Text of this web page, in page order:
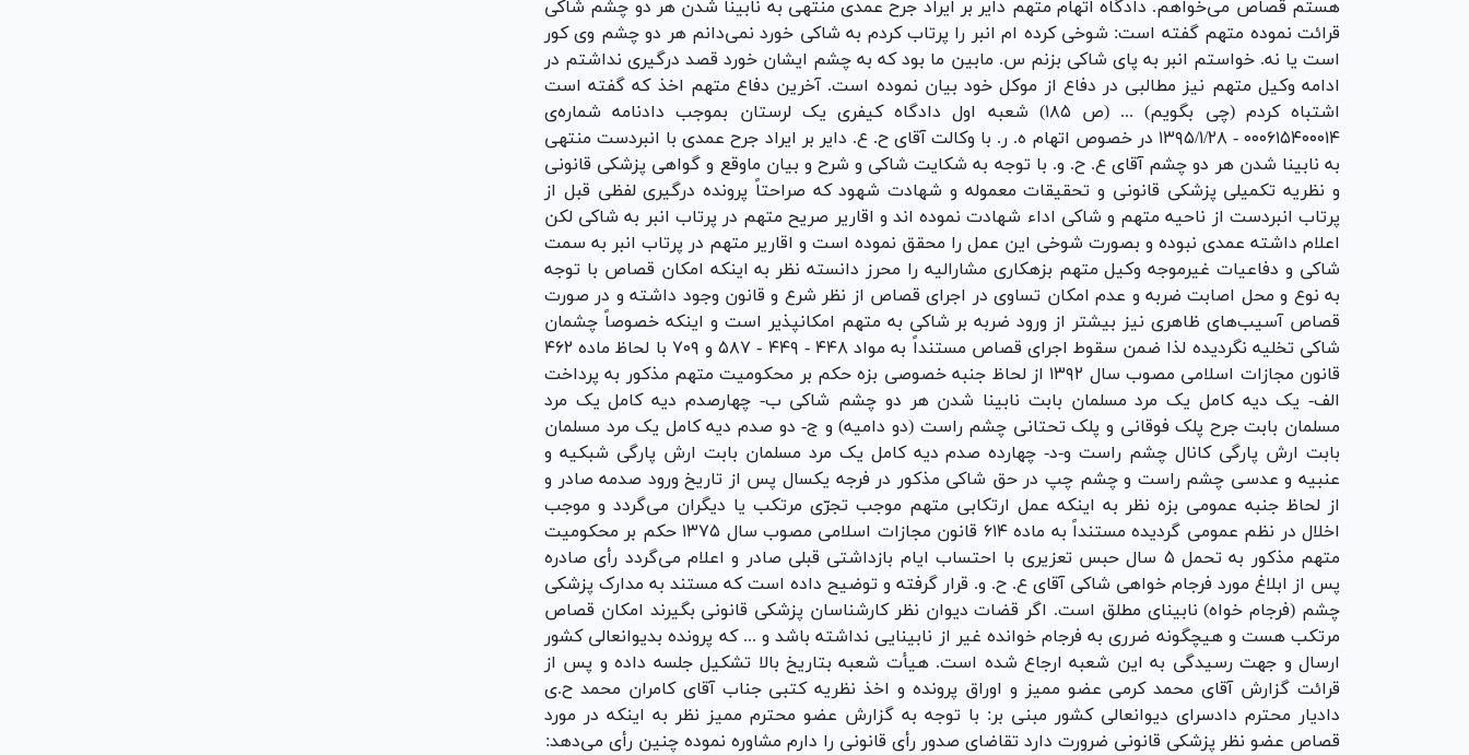
هستم قصاص می‌خواهم. دادگاه اتهام متهم دایر بر ایراد جرح عمدی منتهی به نابینا شدن هر دو چشم شاکی
قرائت نموده متهم گفته است: شوخی کرده ام انبر را پرتاب کردم به شاکی خورد نمی‌دانم هر دو چشم وی کور
است یا نه. خواستم انبر به پای شاکی بزنم س. مابین ما بود که به چشم ایشان خورد قصد درگیری نداشتم در
ادامه وکیل متهم نیز مطالبی در دفاع از موکل خود بیان نموده است. آخرین دفاع متهم اخذ که گفته است
اشتباه کردم (چی بگویم) ... (ص ۱۸۵) شعبه اول دادگاه کیفری یک لرستان بموجب دادنامه شماره‌ی
۰۰۰۶۱۵۴۰۰۰۱۴ - ۱۳۹۵/۱/۲۸ در خصوص اتهام ه. ر. با وکالت آقای ح. ع. دایر بر ایراد جرح عمدی با انبردست منتهی
به نابینا شدن هر دو چشم آقای ع. ح. و. با توجه به شکایت شاکی و شرح و بیان ماوقع و گواهی پزشکی قانونی
و نظریه تکمیلی پزشکی قانونی و تحقیقات معموله و شهادت شهود که صراحتاً پرونده درگیری لفظی قبل از
پرتاب انبردست از ناحیه متهم و شاکی اداء شهادت نموده اند و اقاریر صریح متهم در پرتاب انبر به شاکی لکن
اعلام داشته عمدی نبوده و بصورت شوخی این عمل را محقق نموده است و اقاریر متهم در پرتاب انبر به سمت
شاکی و دفاعیات غیرموجه وکیل متهم بزهکاری مشارالیه را محرز دانسته نظر به اینکه امکان قصاص با توجه
به نوع و محل اصابت ضربه و عدم امکان تساوی در اجرای قصاص از نظر شرع و قانون وجود داشته و در صورت
قصاص آسیب‌های ظاهری نیز بیشتر از ورود ضربه بر شاکی به متهم امکانپذیر است و اینکه خصوصاً چشمان
شاکی تخلیه نگردیده لذا ضمن سقوط اجرای قصاص مستنداً به مواد ۴۴۸ - ۴۴۹ - ۵۸۷ و ۷۰۹ با لحاظ ماده ۴۶۲
قانون مجازات اسلامی مصوب سال ۱۳۹۲ از لحاظ جنبه خصوصی بزه حکم بر محکومیت متهم مذکور به پرداخت
الف- یک دیه کامل یک مرد مسلمان بابت نابینا شدن هر دو چشم شاکی ب- چهارصدم دیه کامل یک مرد
مسلمان بابت جرح پلک فوقانی و پلک تحتانی چشم راست (دو دامیه) و ج- دو صدم دیه کامل یک مرد مسلمان
بابت ارش پارگی کانال چشم راست و-د- چهارده صدم دیه کامل یک مرد مسلمان بابت ارش پارگی شبکیه و
عنبیه و عدسی چشم راست و چشم چپ در حق شاکی مذکور در فرجه یکسال پس از تاریخ ورود صدمه صادر و
از لحاظ جنبه عمومی بزه نظر به اینکه عمل ارتکابی متهم موجب تجرّی مرتکب یا دیگران می‌گردد و موجب
اخلال در نظم عمومی گردیده مستنداً به ماده ۶۱۴ قانون مجازات اسلامی مصوب سال ۱۳۷۵ حکم بر محکومیت
متهم مذکور به تحمل ۵ سال حبس تعزیری با احتساب ایام بازداشتی قبلی صادر و اعلام می‌گردد رأی صادره
پس از ابلاغ مورد فرجام خواهی شاکی آقای ع. ح. و. قرار گرفته و توضیح داده است که مستند به مدارک پزشکی
چشم (فرجام خواه) نابینای مطلق است. اگر قضات دیوان نظر کارشناسان پزشکی قانونی بگیرند امکان قصاص
مرتکب هست و هیچگونه ضرری به فرجام خوانده غیر از نابینایی نداشته باشد و ... که پرونده بدیوانعالی کشور
ارسال و جهت رسیدگی به این شعبه ارجاع شده است. هیأت شعبه بتاریخ بالا تشکیل جلسه داده و پس از
قرائت گزارش آقای محمد کرمی عضو ممیز و اوراق پرونده و اخذ نظریه کتبی جناب آقای کامران محمد ح.‌ی
دادیار محترم دادسرای دیوانعالی کشور مبنی بر: با توجه به گزارش عضو محترم ممیز نظر به اینکه در مورد
قصاص عضو نظر پزشکی قانونی ضرورت دارد تقاضای صدور رأی قانونی را دارم مشاوره نموده چنین رأی می‌دهد: